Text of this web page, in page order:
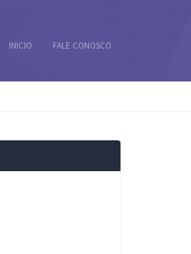
INICIO FALE CONOSCO